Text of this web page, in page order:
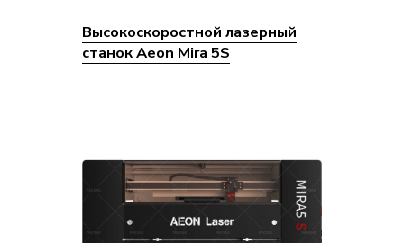
Высокоскоростной лазерный
станок Aeon Mira 5S